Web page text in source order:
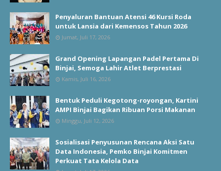
Penyaluran Bantuan Atensi 46 Kursi Roda
untuk Lansia dari Kemensos Tahun 2026
Jumat, Juli 17, 2026
Grand Opening Lapangan Padel Pertama Di
Binjai, Semoga Lahir Atlet Berprestasi
Kamis, Juli 16, 2026
Bentuk Peduli Kegotong-royongan, Kartini
AMPI Binjai Bagikan Ribuan Porsi Makanan
Minggu, Juli 12, 2026
Sosialisasi Penyusunan Rencana Aksi Satu
Data Indonesia, Pemko Binjai Komitmen
Perkuat Tata Kelola Data